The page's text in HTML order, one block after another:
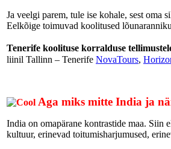
Ja veelgi parem, tule ise kohale, sest oma
Eelkõige toimuvad koolitused
Tenerife koolituse korralduse
liinil Tallinn – Tenerife NovaTours,
Aga miks mitte India ja
India on omapärane kontrastide maa. Siin
kultuur, erinevad toitumisharjumused,